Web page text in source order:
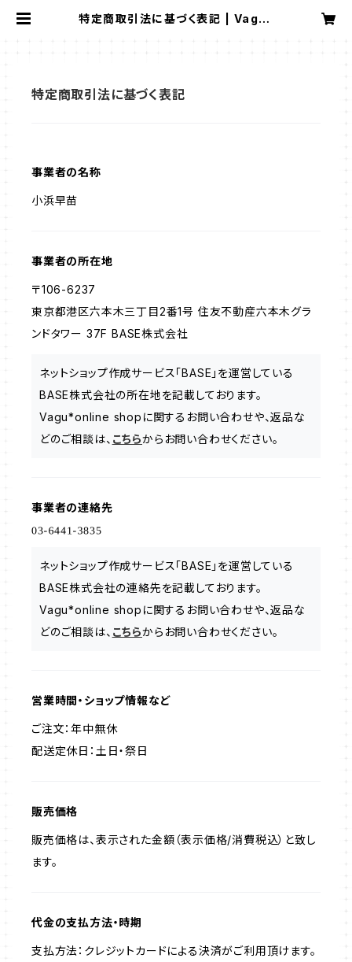
特定商取引法に基づく表記 | Vagu*
特定商取引法に基づく表記
事業者の名称
小浜早苗
事業者の所在地
〒106-6237
東京都港区六本木三丁目2番1号 住友不動産六本木グラ
ンドタワー 37F BASE株式会社
ネットショップ作成サービス「BASE」を運営している
BASE株式会社の所在地を記載しております。
Vagu*online shopに関するお問い合わせや、返品な
どのご相談は、 こちらからお問い合わせください。
事業者の連絡先
ネットショップ作成サービス「BASE」を運営している
BASE株式会社の連絡先を記載しております。
Vagu*online shopに関するお問い合わせや、返品な
どのご相談は、 こちらからお問い合わせください。
営業時間・ショップ情報など
ご注文：年中無休
配送定休日：土日・祭日
販売価格
販売価格は、表示された金額（表示価格/消費税込）と致し
ます。
代金の支払方法・時期
支払方法：クレジットカードによる決済がご利用頂けます。